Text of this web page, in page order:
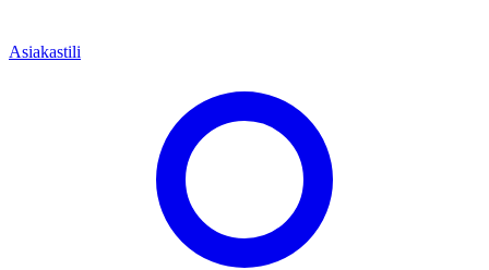
Asiakastili